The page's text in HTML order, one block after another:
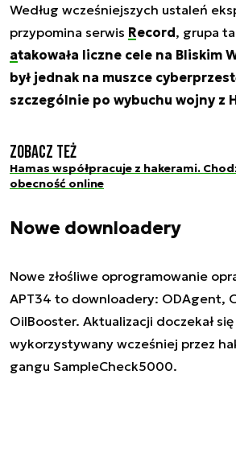
Według wcześniejszych ustaleń
przypomina serwis Record, grupa
atakowała liczne cele na Bliskim
był jednak na muszce
szczególnie po wybuchu wojny z
Zobacz też
Hamas współpracuje z hakerami.
obecność online
Nowe downloadery
Nowe złośliwe oprogramowanie
APT34 to downloadery: ODAgent,
OilBooster. Aktualizacji doczekał
wykorzystywany wcześniej przez
gangu SampleCheck5000.